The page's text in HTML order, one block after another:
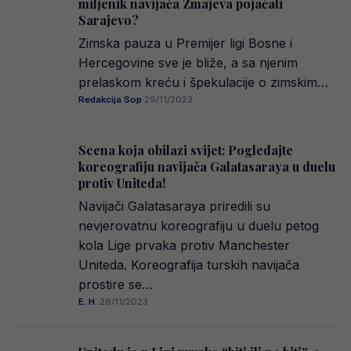
miljenik navijača Zmajeva pojačati
Sarajevo?
Zimska pauza u Premijer ligi Bosne i
Hercegovine sve je bliže, a sa njenim
prelaskom kreću i špekulacije o zimskim…
Redakcija Sop·29/11/2023
Scena koja obilazi svijet: Pogledajte
koreografiju navijača Galatasaraya u duelu
protiv Uniteda!
Navijači Galatasaraya priredili su
nevjerovatnu koreografiju u duelu petog
kola Lige prvaka protiv Manchester
Uniteda. Koreografija turskih navijača
prostire se…
E. H.·29/11/2023